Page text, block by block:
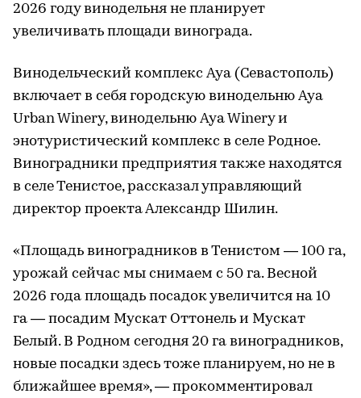
2026 году винодельня не планирует
увеличивать площади винограда.
Винодельческий комплекс Aya (Севастополь)
включает в себя городскую винодельню Aya
Urban Winery, винодельню Aya Winery и
энотуристический комплекс в селе Родное.
Виноградники предприятия также находятся
в селе Тенистое, рассказал управляющий
директор проекта Александр Шилин.
«Площадь виноградников в Тенистом — 100 га,
урожай сейчас мы снимаем с 50 га. Весной
2026 года площадь посадок увеличится на 10
га — посадим Мускат Оттонель и Мускат
Белый. В Родном сегодня 20 га виноградников,
новые посадки здесь тоже планируем, но не в
ближайшее время», — прокомментировал